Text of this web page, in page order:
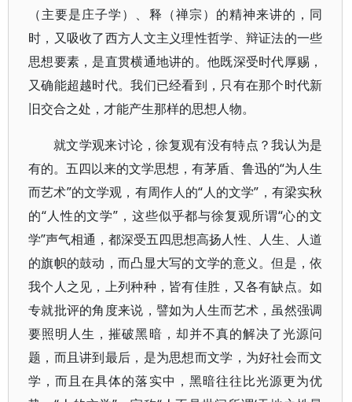
（主要是庄子学）、释（禅宗）的精神来讲的，同
时，又吸收了西方人文主义理性哲学、辩证法的一些
思想要素，是直贯横通地讲的。他既深受时代厚赐，
又确能超越时代。我们已经看到，只有在那个时代新
旧交合之处，才能产生那样的思想人物。
就文学观来讨论，徐复观有没有特点？我认为是
有的。五四以来的文学思想，有茅盾、鲁迅的“为人生
而艺术”的文学观，有周作人的“人的文学”，有梁实秋
的“人性的文学”，这些似乎都与徐复观所谓“心的文
学”声气相通，都深受五四思想高扬人性、人生、人道
的旗帜的鼓动，而凸显大写的文学的意义。但是，依
我个人之见，上列种种，皆有佳胜，又各有缺点。如
专就批评的角度来说，譬如为人生而艺术，虽然强调
要照明人生，摧破黑暗，却并不真的解决了光源问
题，而且讲到最后，是为思想而文学，为好社会而文
学，而且在具体的落实中，黑暗往往比光源更为优